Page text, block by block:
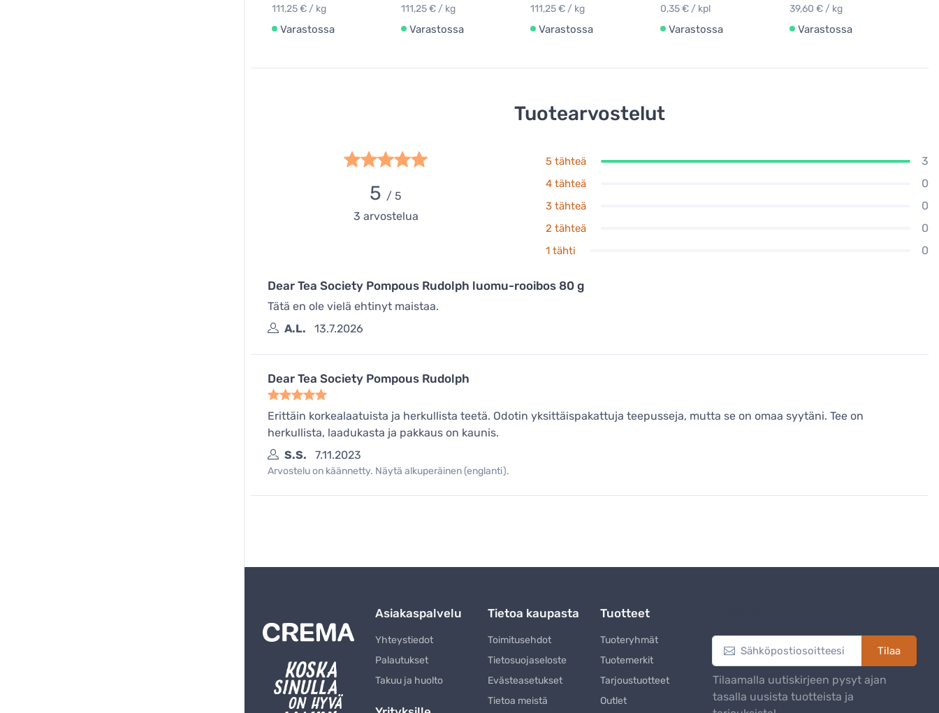
111,25 € / kg
Varastossa
111,25 € / kg
Varastossa
111,25 € / kg
Varastossa
0,35 € / kpl
Varastossa
39,60 € / kg
Varastossa
Tuotearvostelut
5 / 5
3 arvostelua
5 tähteä 3
4 tähteä 0
3 tähteä 0
2 tähteä 0
1 tähti 0
Dear Tea Society Pompous Rudolph luomu-rooibos 80 g
Tätä en ole vielä ehtinyt maistaa.
A.L.
13.7.2026
Dear Tea Society Pompous Rudolph
Erittäin korkealaatuista ja herkullista teetä. Odotin yksittäispakattuja teepusseja, mutta se on omaa syytäni. Tee on
herkullista, laadukasta ja pakkaus on kaunis.
S.S.
7.11.2023
Arvostelu on käännetty. Näytä alkuperäinen (englanti).
Asiakaspalvelu
Yhteystiedot
Palautukset
Takuu ja huolto
Tietoa kaupasta
Toimitusehdot
Tietosuojaseloste
Evästeasetukset
Tietoa meistä
Tuotteet
Tuoteryhmät
Tuotemerkit
Tarjoustuotteet
Outlet
Tilaa
Tilaamalla uutiskirjeen pysyt ajan
tasalla uusista tuotteista ja